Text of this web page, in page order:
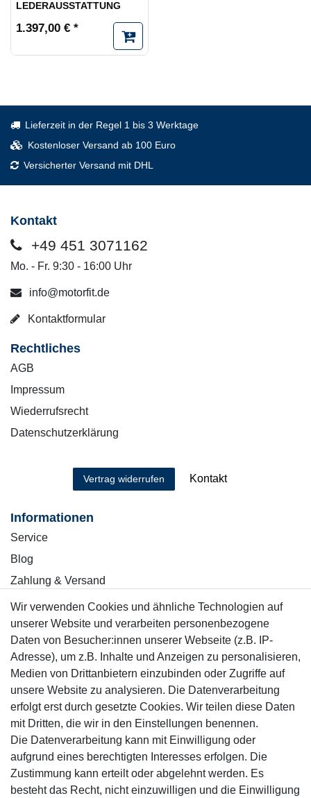
LEDERAUSSTATTUNG
1.397,00 € *
Lieferzeit in der Regel 1 bis 3 Werktage
Kostenloser Versand ab 100 Euro
Versicherter Versand mit DHL
Kontakt
+49 451 3071162
Mo. - Fr. 9:30 - 16:00 Uhr
info@motorfit.de
Kontaktformular
Rechtliches
AGB
Impressum
Wiederrufsrecht
Datenschutzerklärung
Vertrag widerrufen Kontakt
Informationen
Service
Blog
Zahlung & Versand
Sicher einkaufen
Mitglied
Motor-Fit
Wir verwenden Cookies und ähnliche Technologien auf
unserer Website und verarbeiten personenbezogene
Daten von Besucher:innen unserer Webseite (z.B. IP-
Adresse), um z.B. Inhalte und Anzeigen zu personalisieren,
Medien von Drittanbietern einzubinden oder Zugriffe auf
unsere Website zu analysieren. Die Datenverarbeitung
erfolgt erst durch gesetzte Cookies. Wir teilen diese Daten
mit Dritten, die wir in den Einstellungen benennen.
Die Datenverarbeitung kann mit Einwilligung oder
aufgrund eines berechtigten Interesses erfolgen. Die
Zustimmung kann erteilt oder abgelehnt werden. Es
besteht das Recht, nicht einzuwilligen und die Einwilligung